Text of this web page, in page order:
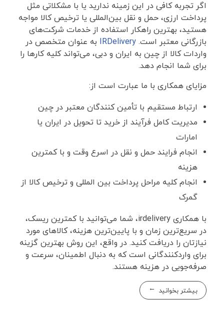
اگر تجربه کافی در این زمینه ندارید یا با مشکلاتی مثل
پرداخت ارزی، حمل ‌و نقل بین‌المللی یا ترخیص کالا مواجه
هستید، بهترین راهکار استفاده از خدمات شرکت‌های
بازرگانی معتبر است. IRDelivery به ‌عنوان متخصص در
واردات کالا از چین به ایران و دبی، می‌تواند کلیه کارها را
برای شما انجام دهد.
مزایای همکاری با ما عبارت است از:
ارتباط مستقیم با تأمین‌ کنندگان معتبر در چین
مدیریت کامل فرآیند از خرید تا تحویل در ایران یا
امارات
انجام فرایند حمل ‌و نقل در اسرع وقت و با کمترین
هزینه
انجام کلیه مراحل پرداخت بین المللی و ترخیص کالا از
گمرک
با همکاری irdelivery، شما می‌توانید با کمترین ریسک،
در سریع‌ترین زمان و با پایین‌ترین هزینه، کالاهای مورد
نیازتان را دریافت کنید. در واقع، این روش بهترین گزینه
برای واردکنندگانی است که به دنبال اطمینان، سرعت و
صرفه‌جویی در هزینه هستند.
بیشتر بخوانید